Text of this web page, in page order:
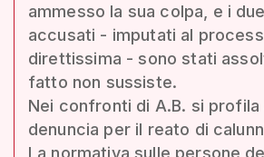
ammesso la sua colpa, e i
accusati - imputati al
direttissima - sono stati
fatto non sussiste.
Nei confronti di A.B. si profila
denuncia per il reato di
La normativa sulle persone